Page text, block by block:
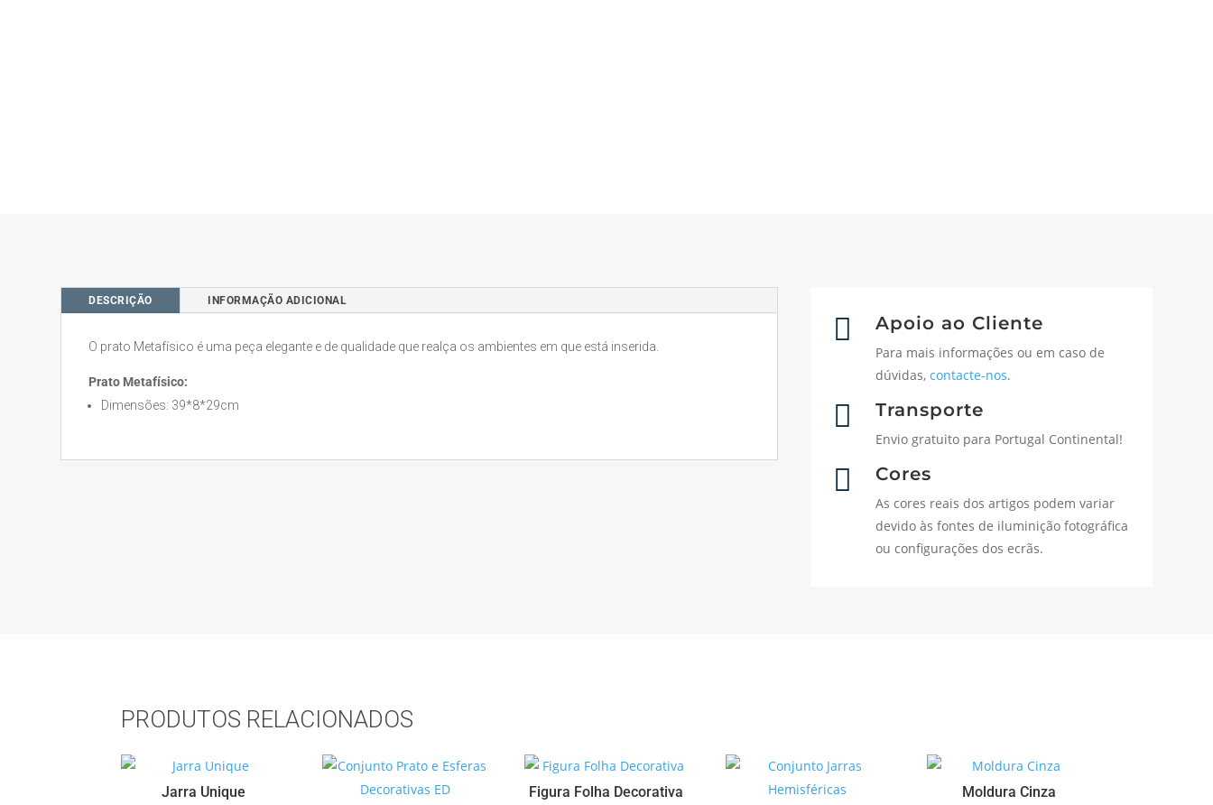
DESCRIÇÃO INFORMAÇÃO ADICIONAL
O prato Metafísico é uma peça elegante e de qualidade que realça os ambientes em que está inserida.
Prato Metafísico:
Dimensões: 39*8*29cm
 Apoio ao Cliente
Para mais informações ou em caso de
dúvidas, contacte-nos.
 Transporte
Envio gratuito para Portugal Continental!
 Cores
As cores reais dos artigos podem variar
devido às fontes de iluminição fotográfica
ou configurações dos ecrãs.
PRODUTOS RELACIONADOS
Jarra Unique Figura Folha Decorativa Moldura Cinza